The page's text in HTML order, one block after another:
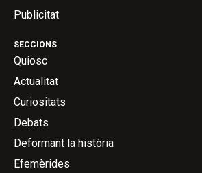
SECCIONS
Quiosc
Actualitat
Curiositats
Debats
Deformant la història
Efemèrides
Publicitat